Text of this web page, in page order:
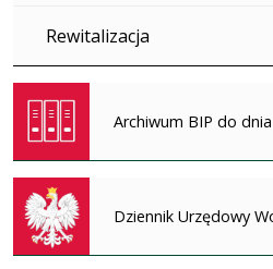
Rewitalizacja
Archiwum BIP do
Dziennik Urzędowy